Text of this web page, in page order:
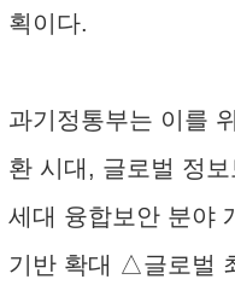
획이다.
과기정통부는 이를
환 시대, 글로벌 정
세대 융합보안 분야
기반 확대 △글로벌